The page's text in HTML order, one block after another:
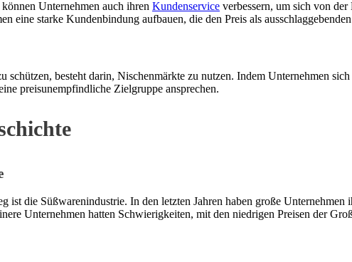
Unternehmen auch ihren Kundenservice verbessern, um sich von
eine starke Kundenbindung aufbauen, die den Preis als
schützen, besteht darin, Nischenmärkte zu nutzen. Indem Unternehmen
preisunempfindliche Zielgruppe ansprechen.
ist die Süßwarenindustrie. In den letzten Jahren haben große
Unternehmen hatten Schwierigkeiten, mit den niedrigen Preisen der